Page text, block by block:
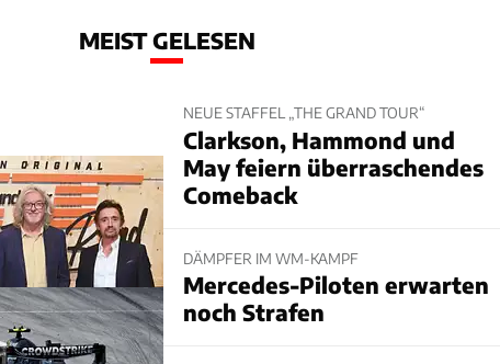
MEIST GELESEN
NEUE STAFFEL „THE GRAND TOUR“
Clarkson, Hammond und
May feiern überraschendes
Comeback
DÄMPFER IM WM-KAMPF
Mercedes-Piloten erwarten
noch Strafen